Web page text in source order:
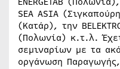
SEA ASIA
(Κατάρ), την
(Πολωνία) κ.τ.λ.
σεμιναρίων με τα
οργάνωση